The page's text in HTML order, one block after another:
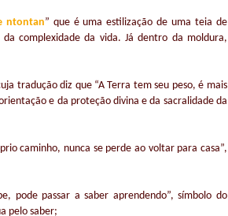
ntontan” que é uma estilização de uma teia de
complexidade da vida. Já dentro da moldura,
tradução diz que “A Terra tem seu peso, é mais
e da proteção divina e da sacralidade da
caminho, nunca se perde ao voltar para casa”,
pode passar a saber aprendendo”, símbolo do
pelo saber;